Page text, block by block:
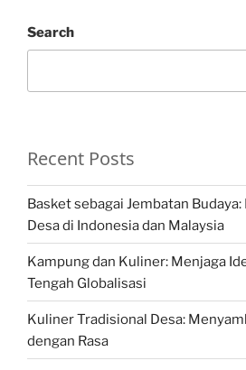
Search
Recent Posts
Basket sebagai Jembatan
Desa di Indonesia dan Malaysia
Kampung dan Kuliner: Menjaga
Tengah Globalisasi
Kuliner Tradisional Desa:
dengan Rasa